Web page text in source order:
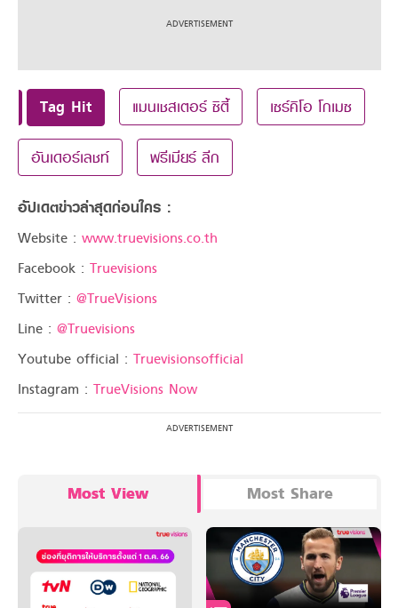
Tag Hit แมนเชสเตอร์ ซิตี้ เซร์คิโอ โกเมซ
อันเดอร์เลชท์ พรีเมียร์ ลีก
อัปเดตข่าวล่าสุดก่อนใคร :
Website : www.truevisions.co.th
Facebook : Truevisions
Twitter : @TrueVisions
Line : @Truevisions
Youtube official : Truevisionsofficial
Instagram : TrueVisions Now
Most View Most Share